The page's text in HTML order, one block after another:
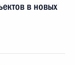
в новых